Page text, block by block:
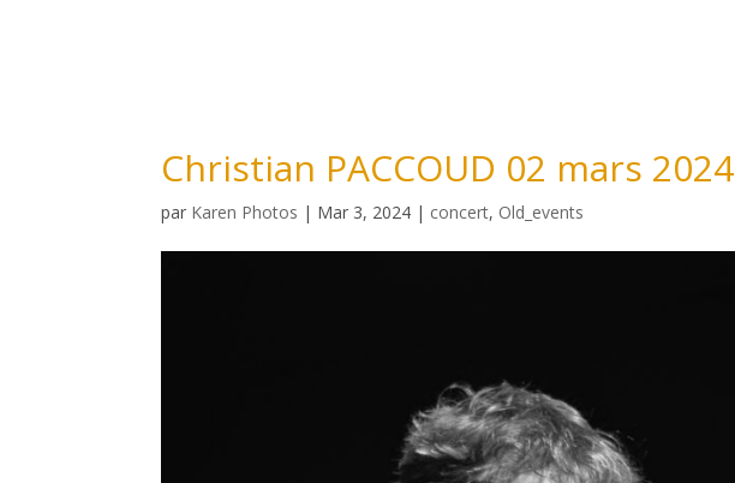
Christian PACCOUD 02 mars 2024
par Karen Photos | Mar 3, 2024 | concert, Old_events